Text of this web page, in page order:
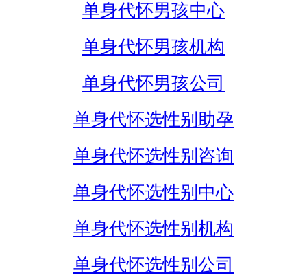
单身代怀男孩中心
单身代怀男孩机构
单身代怀男孩公司
单身代怀选性别助孕
单身代怀选性别咨询
单身代怀选性别中心
单身代怀选性别机构
单身代怀选性别公司